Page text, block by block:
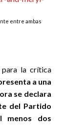
entre ambas
para la crítica
a una
se declara
del Partido
menos dos